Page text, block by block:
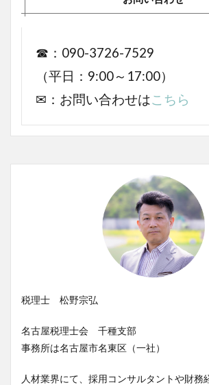
☎：090-3726-7529
（平日：9:00～17:00）
✉：お問い合わせはこちら
税理士 松野宗弘
名古屋税理士会 千種支部
事務所は名古屋市名東区（一社）
人材業界にて、採用コンサルタントや財務